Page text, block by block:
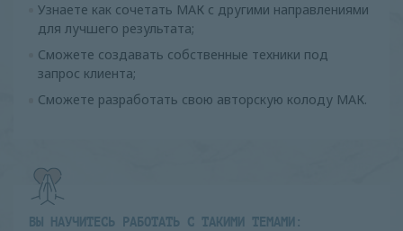
Узнаете как сочетать МАК с другими направлениями
для лучшего результата;
Сможете создавать собственные техники под
запрос клиента;
Сможете разработать свою авторскую колоду МАК.
ВЫ НАУЧИТЕСЬ РАБОТАТЬ С ТАКИМИ ТЕМАМИ: